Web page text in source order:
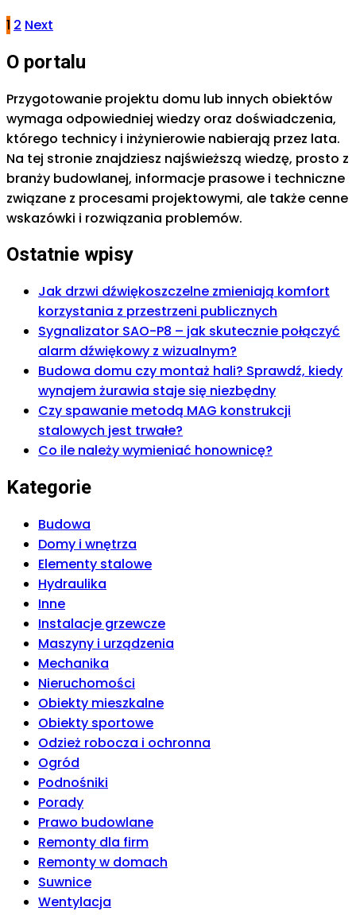
1 2 Next
O portalu
Przygotowanie projektu domu lub innych obiektów
wymaga odpowiedniej wiedzy oraz doświadczenia,
którego technicy i inżynierowie nabierają przez lata.
Na tej stronie znajdziesz najświeższą wiedzę, prosto z
branży budowlanej, informacje prasowe i techniczne
związane z procesami projektowymi, ale także cenne
wskazówki i rozwiązania problemów.
Ostatnie wpisy
Jak drzwi dźwiękoszczelne zmieniają komfort
korzystania z przestrzeni publicznych
Sygnalizator SAO-P8 – jak skutecznie połączyć
alarm dźwiękowy z wizualnym?
Budowa domu czy montaż hali? Sprawdź, kiedy
wynajem żurawia staje się niezbędny
Czy spawanie metodą MAG konstrukcji
stalowych jest trwałe?
Co ile należy wymieniać honownicę?
Kategorie
Budowa
Domy i wnętrza
Elementy stalowe
Hydraulika
Inne
Instalacje grzewcze
Maszyny i urządzenia
Mechanika
Nieruchomości
Obiekty mieszkalne
Obiekty sportowe
Odzież robocza i ochronna
Ogród
Podnośniki
Porady
Prawo budowlane
Remonty dla firm
Remonty w domach
Suwnice
Wentylacja